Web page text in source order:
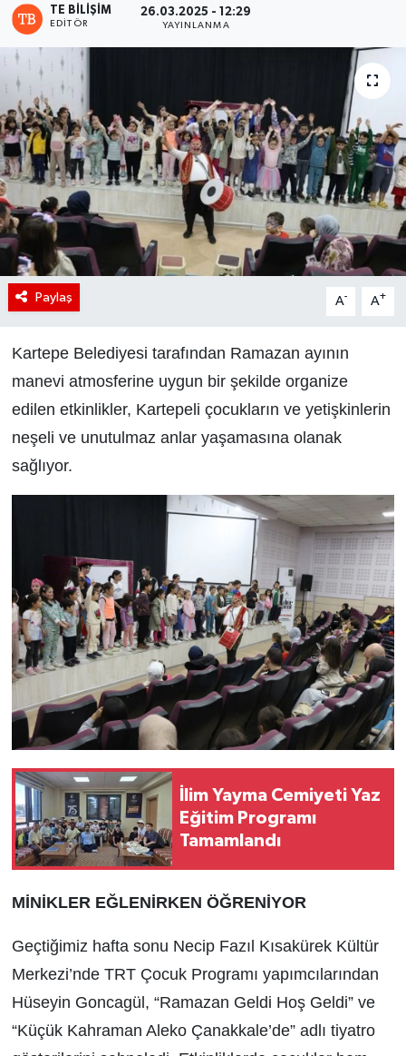
TE BILIŞIM
EDITÖR
26.03.2025 - 12:29
YAYINLANMA
Paylaş A- A+
Kartepe Belediyesi tarafından Ramazan ayının
manevi atmosferine uygun bir şekilde organize
edilen etkinlikler, Kartepeli çocukların ve yetişkinlerin
neşeli ve unutulmaz anlar yaşamasına olanak
sağlıyor.
İlim Yayma Cemiyeti Yaz
Eğitim Programı
Tamamlandı
MİNİKLER EĞLENİRKEN ÖĞRENİYOR
Geçtiğimiz hafta sonu Necip Fazıl Kısakürek Kültür
Merkezi’nde TRT Çocuk Programı yapımcılarından
Hüseyin Goncagül, “Ramazan Geldi Hoş Geldi” ve
“Küçük Kahraman Aleko Çanakkale’de” adlı tiyatro